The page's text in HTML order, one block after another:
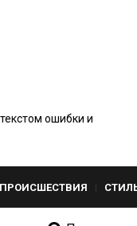
ошибки и
ПРОИСШЕСТВИЯ